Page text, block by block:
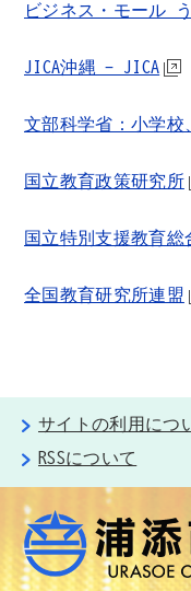
ビジネス・モール
JICA沖縄 - JICA
文部科学省：小学校
国立教育政策研究所
国立特別支援教育総
全国教育研究所連盟
サイトの利用につ
RSSについて